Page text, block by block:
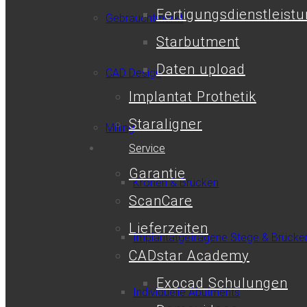
Gebrauchtmarkt
CAD Design
Milling
Kronen & Brücken
Implantatgetragene Stege &
Individuelle Abutments
Starbutment
Daten upload
Implantat Prothetik
Staraligner
Service
Garantie
ScanCare
Lieferzeiten
CADstar Academy
Exocad Schulungen